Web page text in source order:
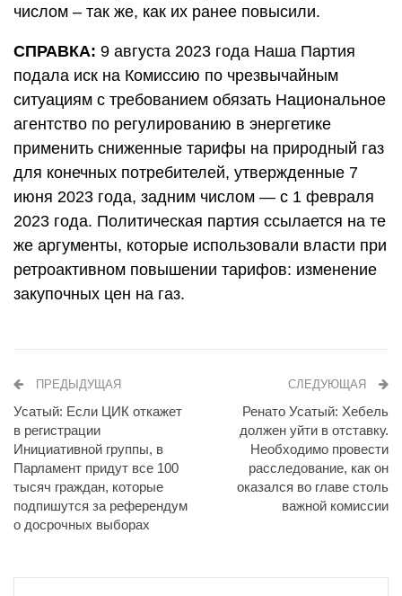
числом – так же, как их ранее повысили.
СПРАВКА: 9 августа 2023 года Наша Партия
подала иск на Комиссию по чрезвычайным
ситуациям с требованием обязать Национальное
агентство по регулированию в энергетике
применить сниженные тарифы на природный газ
для конечных потребителей, утвержденные 7
июня 2023 года, задним числом — с 1 февраля
2023 года. Политическая партия ссылается на те
же аргументы, которые использовали власти при
ретроактивном повышении тарифов: изменение
закупочных цен на газ.
ПРЕДЫДУЩАЯ
Усатый: Если ЦИК откажет
в регистрации
Инициативной группы, в
Парламент придут все 100
тысяч граждан, которые
подпишутся за референдум
о досрочных выборах
СЛЕДУЮЩАЯ
Ренато Усатый: Хебель
должен уйти в отставку.
Необходимо провести
расследование, как он
оказался во главе столь
важной комиссии